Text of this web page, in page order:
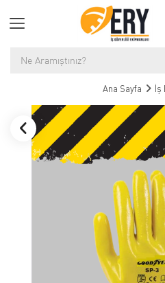
Ana Sayfa İş